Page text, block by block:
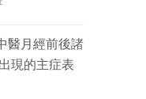
醫月經前後諸
現的主症表